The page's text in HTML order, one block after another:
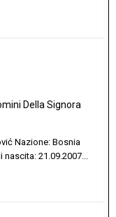
Della Signora
Nazione: Bosnia
21.09.2007...